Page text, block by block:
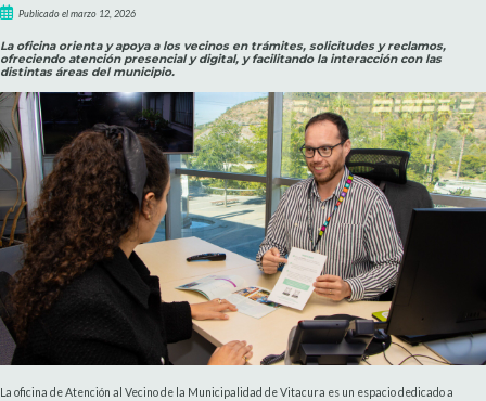
Publicado el marzo 12, 2026
La oficina orienta y apoya a los vecinos en trámites, solicitudes y reclamos,
ofreciendo atención presencial y digital, y facilitando la interacción con las
distintas áreas del municipio.
La oficina de Atención al Vecino de la Municipalidad de Vitacura es un espacio dedicado a